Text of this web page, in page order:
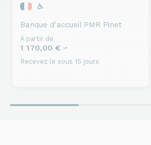
Banque d'accueil PMR Pinet
À partir de
1 170,00 € HT
Recevez le sous 15 jours